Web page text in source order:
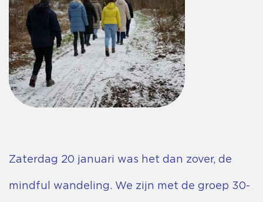
Zaterdag 20 januari was het dan zover, de
mindful wandeling. We zijn met de groep 30-